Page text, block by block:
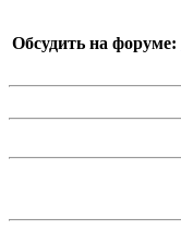
Обсудить на форуме: